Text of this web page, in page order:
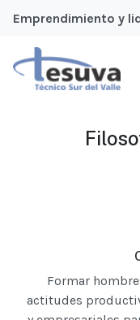
Emprendimiento y
Formar
actitudes